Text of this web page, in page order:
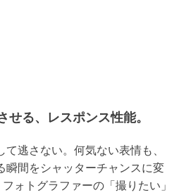
せる、レスポンス性能。
逃さない。何気ない表情も、
瞬間をシャッターチャンスに変
ォトグラファーの「撮りたい」